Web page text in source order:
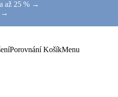
až 25 % →
→
Porovnání KošíkMenu